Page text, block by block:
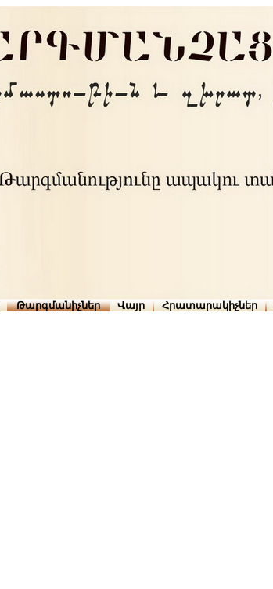
Թարգմանիչներ Վայր Հրատարակիչներ